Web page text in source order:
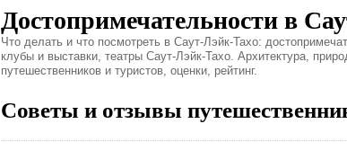
Достопримечательности в
Что делать и что посмотреть в Саут-Лэйк-Тахо:
клубы и выставки, театры Саут-Лэйк-Тахо. Архитектура,
путешественников и туристов, оценки, рейтинг.
Советы и отзывы